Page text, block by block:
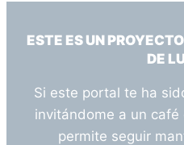
ESTE ES UN
DE
Si este portal te ha
invitándome a un café
permite seguir